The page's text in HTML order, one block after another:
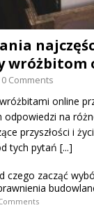
wróżbitom
Comments
online
odpowiedzi na
przyszłości i
tych pytań [...]
czego zacząć